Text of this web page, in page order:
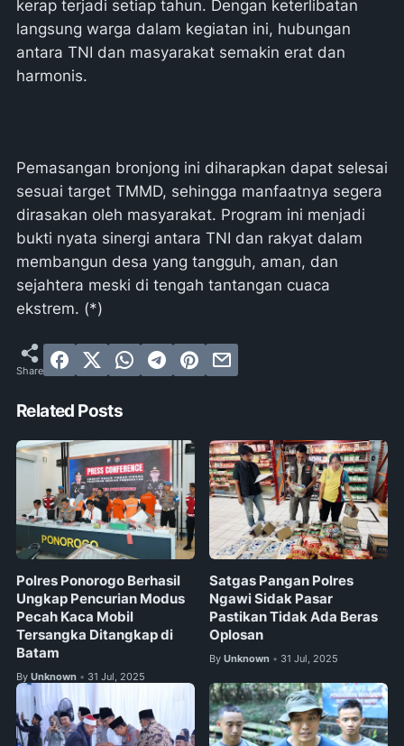
kerap terjadi setiap tahun. Dengan keterlibatan
langsung warga dalam kegiatan ini, hubungan
antara TNI dan masyarakat semakin erat dan
harmonis.
Pemasangan bronjong ini diharapkan dapat selesai
sesuai target TMMD, sehingga manfaatnya segera
dirasakan oleh masyarakat. Program ini menjadi
bukti nyata sinergi antara TNI dan rakyat dalam
membangun desa yang tangguh, aman, dan
sejahtera meski di tengah tantangan cuaca
ekstrem. (*)
Related Posts
Polres Ponorogo Berhasil
Ungkap Pencurian Modus
Pecah Kaca Mobil
Tersangka Ditangkap di
Batam
By Unknown • 31 Jul, 2025
Satgas Pangan Polres
Ngawi Sidak Pasar
Pastikan Tidak Ada Beras
Oplosan
By Unknown • 31 Jul, 2025